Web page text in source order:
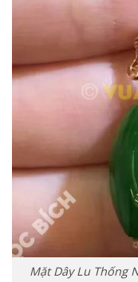
Mặt Dây Lu Thống